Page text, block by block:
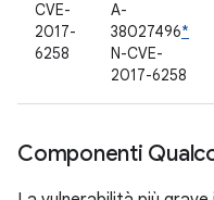
CVE-
2017-
6258
A-
38027496*
N-CVE-
2017-6258
Componenti